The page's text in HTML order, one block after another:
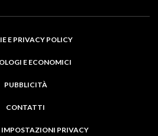
E PRIVACY POLICY
E ECONOMICI
PUBBLICITÀ
CONTATTI
PRIVACY